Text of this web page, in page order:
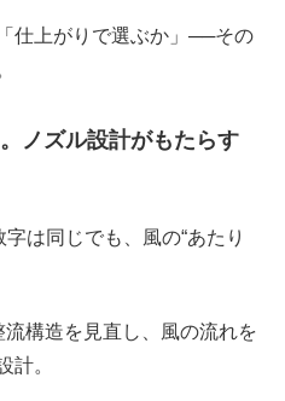
仕上がりで選ぶか」──その
ノズル設計がもたらす
字は同じでも、風の“あたり
構造を見直し、風の流れを
計。